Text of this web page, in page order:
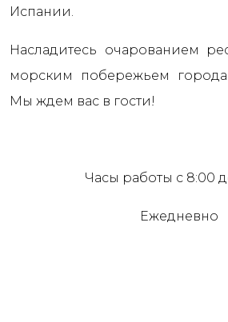
Испании.
Насладитесь очарованием
морским побережьем
Мы ждем вас в гости!
Часы работы с 8:00
Ежедневно